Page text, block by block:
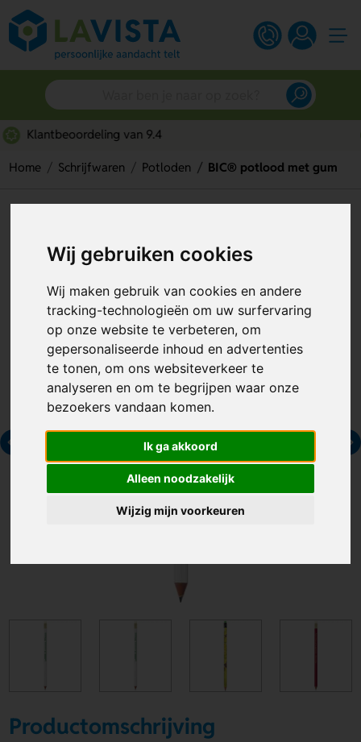
Wij gebruiken cookies
Wij maken gebruik van cookies en andere
tracking-technologieën om uw surfervaring
op onze website te verbeteren, om
gepersonaliseerde inhoud en advertenties
te tonen, om ons websiteverkeer te
analyseren en om te begrijpen waar onze
bezoekers vandaan komen.
Ik ga akkoord
Alleen noodzakelijk
Wijzig mijn voorkeuren
Snelle persoonlijke service
Home Schrijfwaren Potloden BIC® potlood met gum
Artikelnummer:119593
Productomschrijving